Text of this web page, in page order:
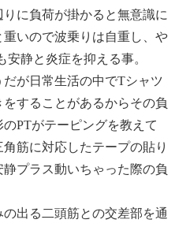
に負荷が掛かると無意識に
いので波乗りは自重し、や
静と炎症を抑える事。
が日常生活の中でTシャツ
することがあるからその負
PTがテーピングを教えて
筋に対応したテープの貼り
プラス動いちゃった際の負
出る二頭筋との交差部を通